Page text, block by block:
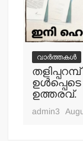
വാർത്തകൾ
ഉള്‍പ്പെടെ
ഉത്തരവ്.
admin3